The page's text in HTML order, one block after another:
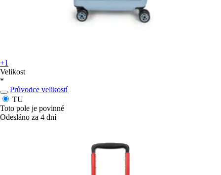
+1
Velikost
*
Průvodce velikostí
TU
Toto pole je povinné
Odesláno za 4 dní